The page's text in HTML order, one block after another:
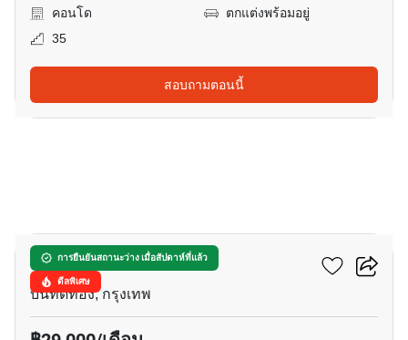
คอนโด
ตกแต่งพร้อมอยู่
35
สอบถามตอนนี้
การยืนยันสถานะว่าง เมื่อสัปดาห์ที่แล้ว
ดีลพิเศษ
เดอะ รูม พระราม 4
บันทัดทอง, กรุงเทพ